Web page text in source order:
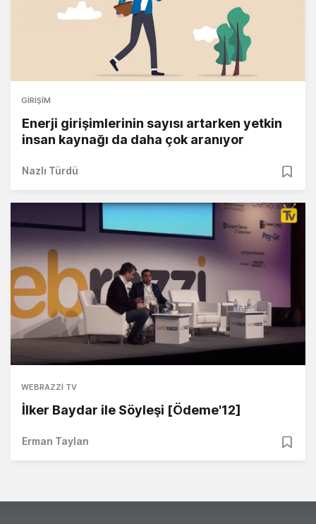
GIRIŞIM
Enerji girişimlerinin sayısı artarken yetkin
insan kaynağı da daha çok aranıyor
Nazlı Türdü
WEBRAZZI TV
İlker Baydar ile Söyleşi [Ödeme'12]
Erman Taylan